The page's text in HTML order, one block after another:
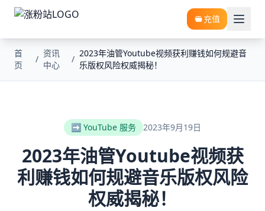
充值
首
页
/
资讯
中心
/
2023年油管Youtube视频获利赚钱如何规避音
乐版权风险权威揭秘！
➡️ YouTube 服务 2023年9月19日
2023年油管Youtube视频获
利赚钱如何规避音乐版权风险
权威揭秘！